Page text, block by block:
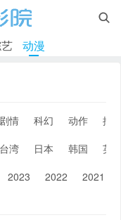

动漫
剧情 科幻 动作
搞
台湾 日本 韩国
英
2023 2022 2021